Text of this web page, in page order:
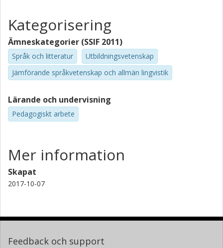
Kategorisering
Ämneskategorier (SSIF 2011)
Språk och litteratur
Utbildningsvetenskap
Jämförande språkvetenskap och allmän lingvistik
Lärande och undervisning
Pedagogiskt arbete
Mer information
Skapat
2017-10-07
Feedback och support